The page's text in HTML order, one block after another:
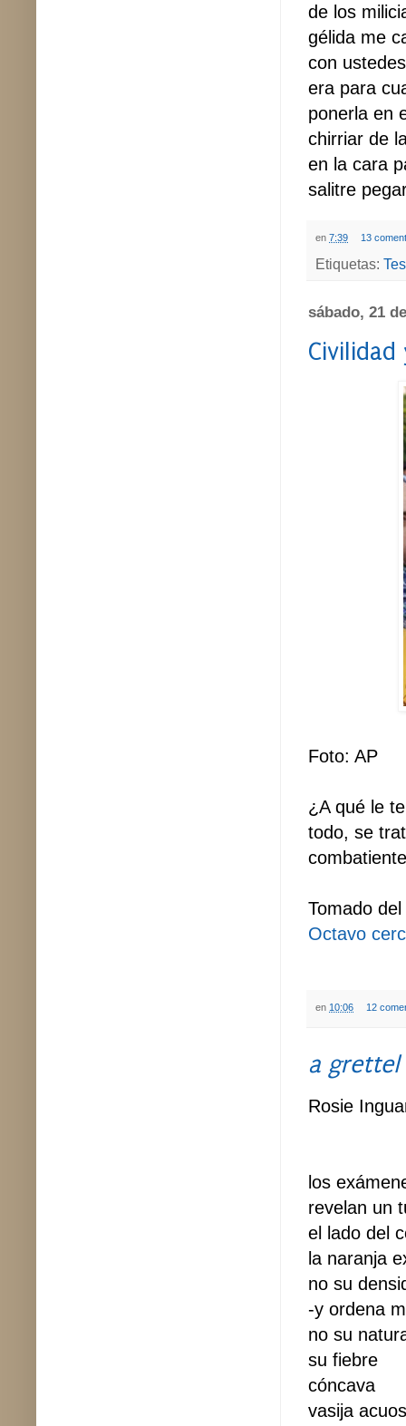
de los
gélida me
con
era para
ponerla en
chirriar de
en la cara
salitre
en 7:39 13
Etiquetas:
sábado, 21
Civilidad
Foto: AP
¿A qué le
todo, se
Tomado del
Octavo
en 10:06 12
a grettel
Rosie
los
revelan un
el lado del
la naranja
no su
-y ordena
no su
su fiebre
cóncava
vasija